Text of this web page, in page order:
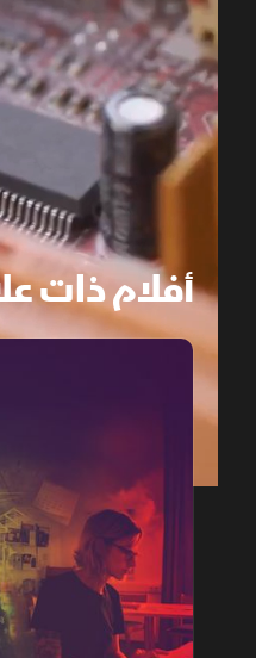
أفلام ذات
من التاسعة إلى الخامسة..